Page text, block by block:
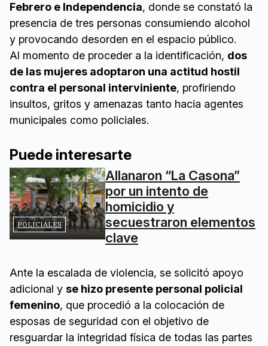
Febrero e Independencia, donde se constató la
presencia de tres personas consumiendo alcohol
y provocando desorden en el espacio público.
Al momento de proceder a la identificación, dos
de las mujeres adoptaron una actitud hostil
contra el personal interviniente, profiriendo
insultos, gritos y amenazas tanto hacia agentes
municipales como policiales.
Puede interesarte
POLICIALES
Allanaron “La Casona”
por un intento de
homicidio y
secuestraron elementos
clave
Ante la escalada de violencia, se solicitó apoyo
adicional y se hizo presente personal policial
femenino, que procedió a la colocación de
esposas de seguridad con el objetivo de
resguardar la integridad física de todas las partes